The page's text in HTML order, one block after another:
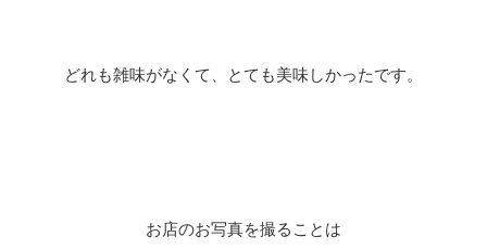
どれも雑味がなくて、とても美味しかったです。
お店のお写真を撮ることは